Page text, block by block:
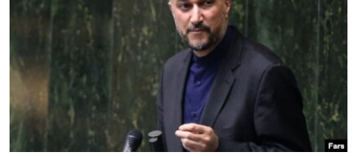
فرهنگ و زندگی
حقوق شهروندی
اقتصادی
علم و فناوری
اسرائیل در جنگ
مستندها
انتخابات ریاست جمهوری آمریکا ۲۰۲۴
حمله جمهوری اسلامی به اسرائیل
رمز مهسا
ورزش زنان در ایران
دنبال کنید
زبانهای مختلف